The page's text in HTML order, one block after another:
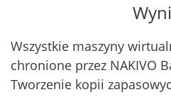
Wszystkie maszyny
chronione przez NAKIVO
Tworzenie kopii